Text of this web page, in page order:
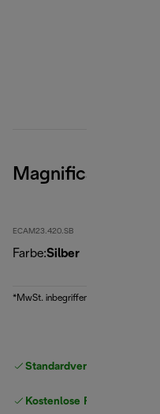
Magnifica S
ECAM23.420.SB
Farbe:Silber
*MwSt. inbegriffen
Standardversand kostenlos
Kostenlose Rücksendungen